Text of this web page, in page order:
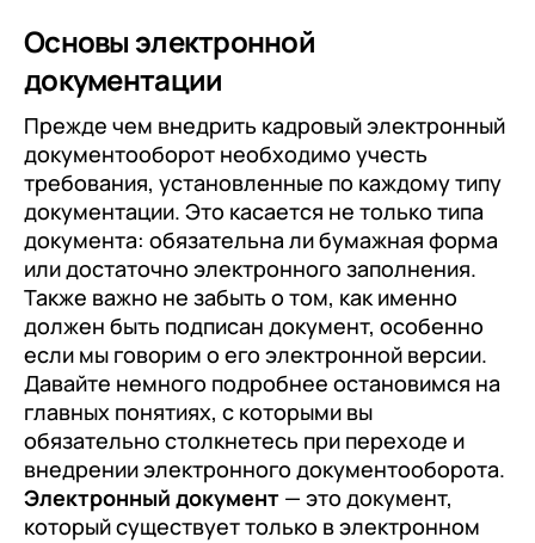
Основы электронной
документации
Прежде чем внедрить кадровый электронный
документооборот необходимо учесть
требования, установленные по каждому типу
документации. Это касается не только типа
документа: обязательна ли бумажная форма
или достаточно электронного заполнения.
Также важно не забыть о том, как именно
должен быть подписан документ, особенно
если мы говорим о его электронной версии.
Давайте немного подробнее остановимся на
главных понятиях, с которыми вы
обязательно столкнетесь при переходе и
внедрении электронного документооборота.
Электронный документ — это документ,
который существует только в электронном